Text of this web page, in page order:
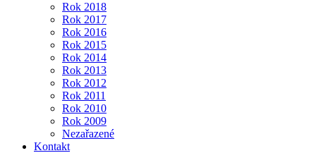
Rok 2018
Rok 2017
Rok 2016
Rok 2015
Rok 2014
Rok 2013
Rok 2012
Rok 2011
Rok 2010
Rok 2009
Nezařazené
Kontakt